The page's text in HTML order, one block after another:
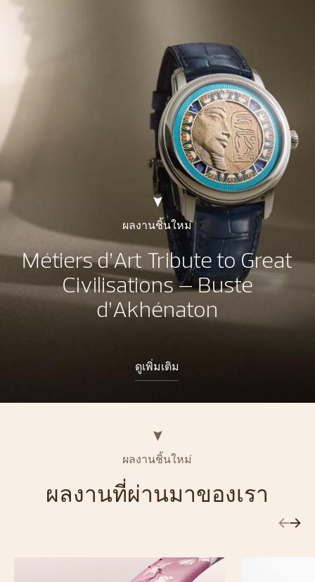
ผลงานชิ้นใหม่
Métiers d’Art Tribute to Great
Civilisations – Buste
d’Akhénaton
ดูเพิ่มเติม
ผลงานชิ้นใหม่
ผลงานที่ผ่านมาของเรา